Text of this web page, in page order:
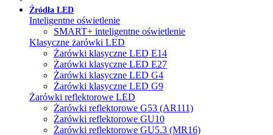
Źródła LED
Inteligentne oświetlenie
SMART+ inteligentne oświetlenie
Klasyczne żarówki LED
Żarówki klasyczne LED E14
Żarówki klasyczne LED E27
Żarówki klasyczne LED G4
Żarówki klasyczne LED G9
Żarówki reflektorowe LED
Żarówki reflektorowe G53 (AR111)
Żarówki reflektorowe GU10
Żarówki reflektorowe GU5.3 (MR16)